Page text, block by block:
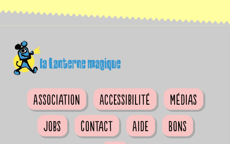
Association Accessibilité
Médias
Jobs
Contact Aide
Bons